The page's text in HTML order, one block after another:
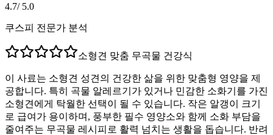
4.7/ 5.0
쿠스피 전문가 분석
소형견 맞춤 무곡물 건강식
이 사료는 소형견 성견의 건강한 삶을 위한 맞춤형 영양을 제
공합니다. 특히 곡물 알레르기가 있거나 민감한 소화기를 가진
소형견에게 탁월한 선택이 될 수 있습니다. 작은 알갱이 크기
로 급여가 용이하며, 풍부한 필수 영양소와 함께 소화 부담을
줄여주는 무곡물 레시피로 활력 넘치는 생활을 돕습니다. 반려